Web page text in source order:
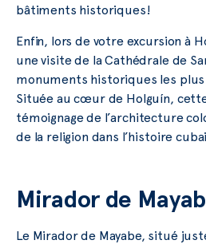
bâtiments historiques!
Enfin, lors de votre excursion à
une visite de la Cathédrale de
monuments historiques les
Située au cœur de Holguín,
témoignage de l’architecture
de la religion dans l’histoire
Mirador de
Le Mirador de Mayabe, situé